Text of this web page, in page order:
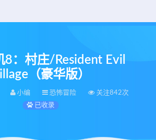
8：村庄/Resident Evil
（豪华版）
小编 恐怖冒险
关注842次
已收录